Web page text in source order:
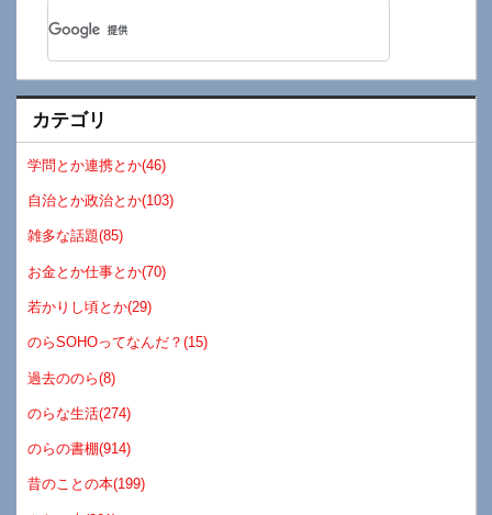
カテゴリ
学問とか連携とか(46)
自治とか政治とか(103)
雑多な話題(85)
お金とか仕事とか(70)
若かりし頃とか(29)
のらSOHOってなんだ？(15)
過去ののら(8)
のらな生活(274)
のらの書棚(914)
昔のことの本(199)